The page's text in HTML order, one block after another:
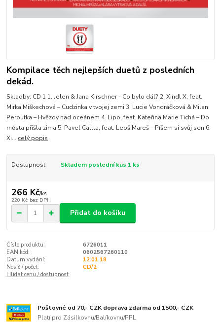
Kompilace těch nejlepších duetů z posledních
dekád.
Skladby: CD 1 1. Jelen & Jana Kirschner - Co bylo dál? 2. Xindl X, feat.
Mirka Miškechová – Cudzinka v tvojej zemi 3. Lucie Vondráčková & Milan
Peroutka – Hvězdy nad oceánem 4. Lipo, feat. Kateřina Marie Tichá – Do
města přišla zima 5. Pavel Callta, feat. Leoš Mareš – Píšem si svůj sen 6.
Xi... celý popis
Dostupnost Skladem poslední kus 1 ks
266 Kč/ks
220 Kč bez DPH
Přidat do košíku
Číslo produktu:
6726011
EAN kód:
0602567260110
Datum vydání:
12.01.18
Nosič / počet:
CD/2
Hlídat cenu / dostupnost
Poštovné od 70,- CZK doprava zdarma od 1500,- CZK
Platí pro Zásilkovnu/Balíkovnu/PPL.